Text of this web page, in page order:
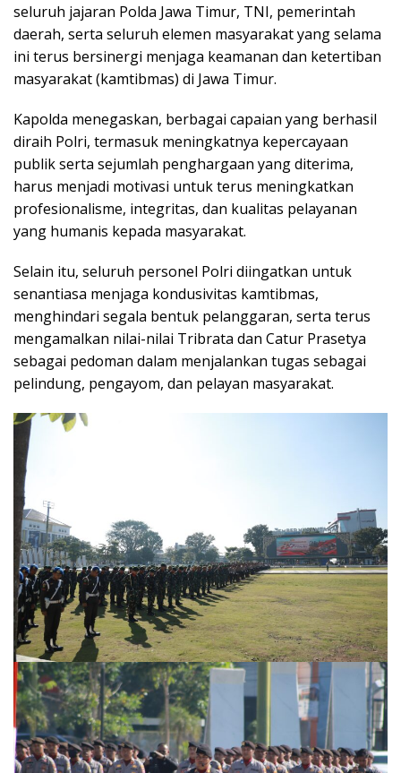
seluruh jajaran Polda Jawa Timur, TNI, pemerintah
daerah, serta seluruh elemen masyarakat yang selama
ini terus bersinergi menjaga keamanan dan ketertiban
masyarakat (kamtibmas) di Jawa Timur.
Kapolda menegaskan, berbagai capaian yang berhasil
diraih Polri, termasuk meningkatnya kepercayaan
publik serta sejumlah penghargaan yang diterima,
harus menjadi motivasi untuk terus meningkatkan
profesionalisme, integritas, dan kualitas pelayanan
yang humanis kepada masyarakat.
Selain itu, seluruh personel Polri diingatkan untuk
senantiasa menjaga kondusivitas kamtibmas,
menghindari segala bentuk pelanggaran, serta terus
mengamalkan nilai-nilai Tribrata dan Catur Prasetya
sebagai pedoman dalam menjalankan tugas sebagai
pelindung, pengayom, dan pelayan masyarakat.